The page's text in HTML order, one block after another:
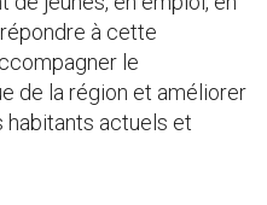
à cette
le
de la région et améliorer
habitants actuels et